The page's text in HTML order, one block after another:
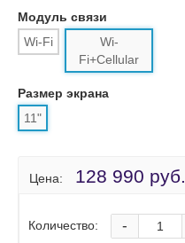
Модуль связи
Wi-Fi
Wi-Fi+Cellular
Размер экрана
11"